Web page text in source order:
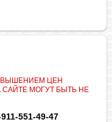
ЦЕН
МОГУТ БЫТЬ НЕ
551-49-47